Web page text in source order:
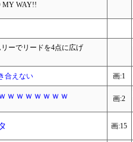
MY WAY!!
ーでリードを4点に広げ
合えない 画:1
ｗｗｗｗｗｗｗ 画:2
画:15